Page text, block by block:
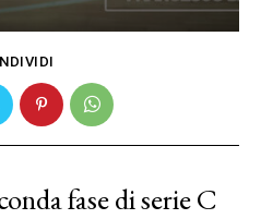
fase di serie C